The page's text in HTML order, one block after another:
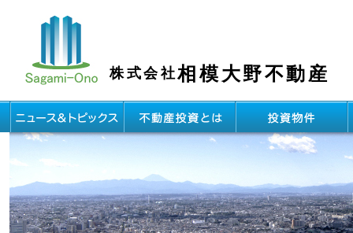
株式会社相模大野不動産